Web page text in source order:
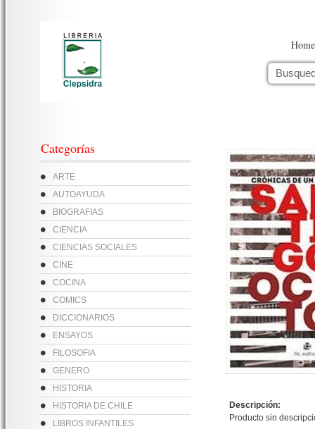
Home
Categorías
ARTE
AUTOAYUDA
BIOGRAFIAS
CIENCIA
CIENCIAS SOCIALES
CINE
COCINA
COMICS
DICCIONARIOS
ENSAYOS
FILOSOFIA
GENERO
HISTORIA
HISTORIA DE CHILE
LIBROS INFANTILES
Descripción:
Producto sin